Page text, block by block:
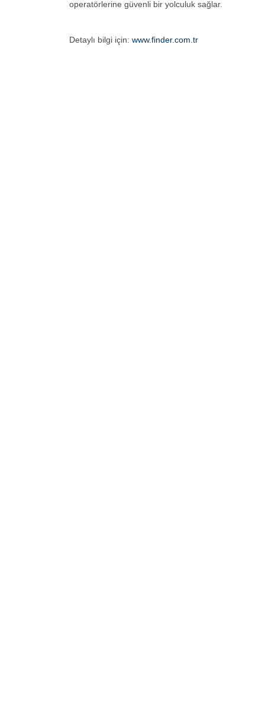
operatörlerine güvenli bir yolculuk sağlar.
Detaylı bilgi için: www.finder.com.tr